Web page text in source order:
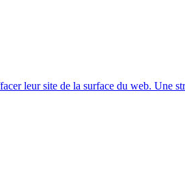
leur site de la surface du web. Une